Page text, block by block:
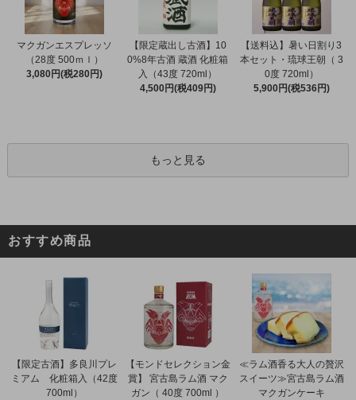
マクガンエスプレッソ
（28度 500ｍｌ）
3,080円(税280円)
【限定蔵出し古酒】10
0%8年古酒 蔵酒 化粧箱
入（43度 720ml）
4,500円(税409円)
【送料込】暑い日割り3
本セット・琉球王朝（ 3
0度 720ml）
5,900円(税536円)
もっと見る
おすすめ商品
【限定古酒】多良川プレ
ミアム 化粧箱入（42度
700ml）
【モンドセレクション金
賞】 宮古島ラム酒 マク
ガン（ 40度 700ml ）
≪ラム酒香る大人の贅沢
スイーツ≫宮古島ラム酒
マクガンケーキ